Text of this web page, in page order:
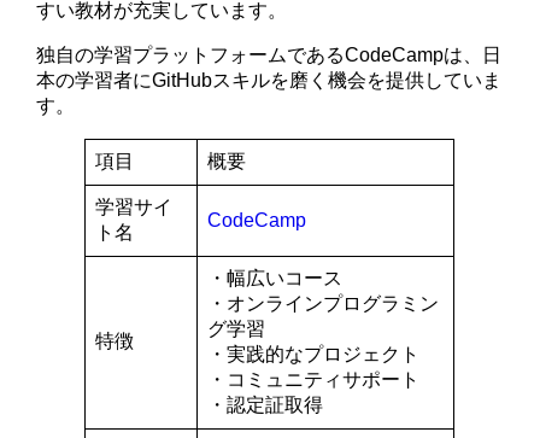
すい教材が充実しています。
独自の学習プラットフォームであるCodeCampは、日
本の学習者にGitHubスキルを磨く機会を提供していま
す。
項目 概要
学習サイ
ト名
CodeCamp
特徴
・幅広いコース
・オンラインプログラミン
グ学習
・実践的なプロジェクト
・コミュニティサポート
・認定証取得